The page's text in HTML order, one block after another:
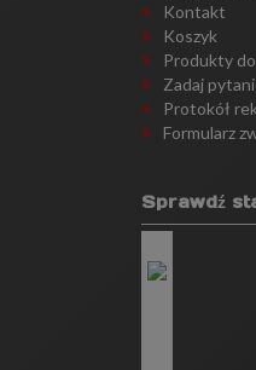
Kontakt
Koszyk
Produkty
Zadaj
Protokół
Formularz
Sprawdź